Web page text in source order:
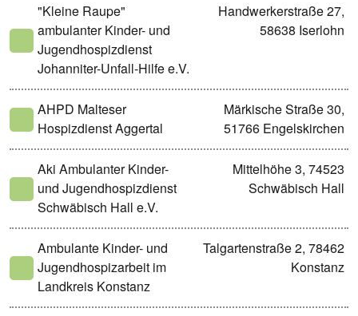
"Kleine Raupe"
ambulanter Kinder- und
Jugendhospizdienst
Johanniter-Unfall-Hilfe e.V.
Handwerkerstraße 27,
58638 Iserlohn
AHPD Malteser
Hospizdienst Aggertal
Märkische Straße 30,
51766 Engelskirchen
Aki Ambulanter Kinder-
und Jugendhospizdienst
Schwäbisch Hall e.V.
Mittelhöhe 3, 74523
Schwäbisch Hall
Ambulante Kinder- und
Jugendhospizarbeit im
Landkreis Konstanz
Talgartenstraße 2, 78462
Konstanz